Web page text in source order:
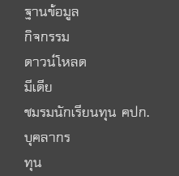
ฐานข้อมูล
กิจกรรม
ดาวน์โหลด
มีเดีย
ชมรมนักเรียนทุน คปก.
บุคลากร
ทุน